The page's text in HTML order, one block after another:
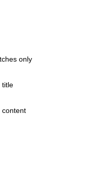
only
title
content